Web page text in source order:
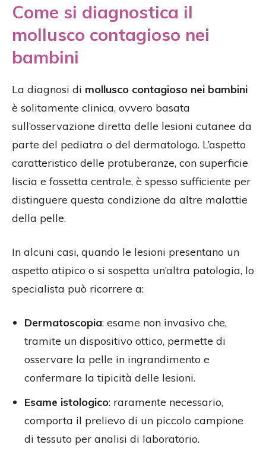
Come si diagnostica il
mollusco contagioso nei
bambini
La diagnosi di mollusco contagioso nei bambini
è solitamente clinica, ovvero basata
sull’osservazione diretta delle lesioni cutanee da
parte del pediatra o del dermatologo. L’aspetto
caratteristico delle protuberanze, con superficie
liscia e fossetta centrale, è spesso sufficiente per
distinguere questa condizione da altre malattie
della pelle.
In alcuni casi, quando le lesioni presentano un
aspetto atipico o si sospetta un’altra patologia, lo
specialista può ricorrere a:
Dermatoscopia: esame non invasivo che,
tramite un dispositivo ottico, permette di
osservare la pelle in ingrandimento e
confermare la tipicità delle lesioni.
Esame istologico: raramente necessario,
comporta il prelievo di un piccolo campione
di tessuto per analisi di laboratorio.